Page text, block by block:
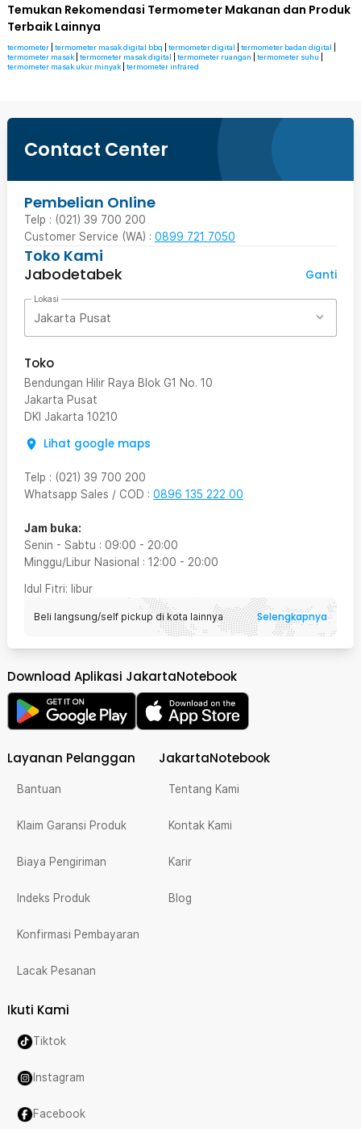
Temukan Rekomendasi Termometer Makanan dan Produk
Terbaik Lainnya
termometer termometer masak digital bbq termometer digital termometer badan digital
termometer masak
termometer masak digital termometer ruangan termometer suhu
termometer masak ukur minyak
termometer infrared
Contact Center
Pembelian Online
Telp : (021) 39 700 200
Customer Service (WA) : 0899 721 7050
Toko Kami
Jabodetabek
Ganti
Lokasi
Jakarta Pusat
Toko
Bendungan Hilir Raya Blok G1 No. 10
Jakarta Pusat
DKI Jakarta 10210
Lihat google maps
Telp : (021) 39 700 200
Whatsapp Sales / COD : 0896 135 222 00
Jam buka:
Senin - Sabtu : 09:00 - 20:00
Minggu/Libur Nasional : 12:00 - 20:00
Idul Fitri: libur
Beli langsung/self pickup di kota lainnya Selengkapnya
Download Aplikasi JakartaNotebook
Layanan Pelanggan
Bantuan
Klaim Garansi Produk
Biaya Pengiriman
Indeks Produk
Konfirmasi Pembayaran
Lacak Pesanan
JakartaNotebook
Tentang Kami
Kontak Kami
Karir
Blog
Ikuti Kami
Tiktok
Instagram
Facebook